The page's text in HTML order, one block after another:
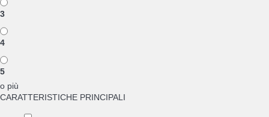
3
4
5
o più
CARATTERISTICHE PRINCIPALI